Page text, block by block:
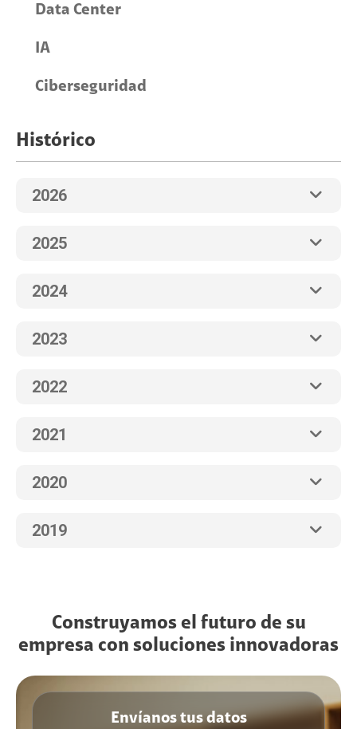
Data Center
IA
Ciberseguridad
Histórico
2026
2025
2024
2023
2022
2021
2020
2019
Construyamos el futuro de su
empresa con soluciones innovadoras
Envíanos tus datos